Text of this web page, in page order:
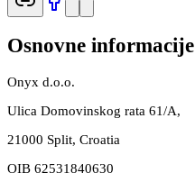
Osnovne informacije
Onyx d.o.o.
Ulica Domovinskog rata 61/A,
21000 Split, Croatia
OIB 62531840630